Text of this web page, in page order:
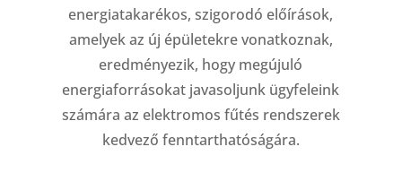
energiatakarékos, szigorodó előírások,
amelyek az új épületekre vonatkoznak,
eredményezik, hogy megújuló
energiaforrásokat javasoljunk ügyfeleink
számára az elektromos fűtés rendszerek
kedvező fenntarthatóságára.